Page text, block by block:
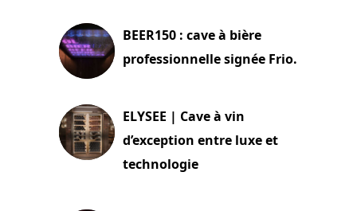
BEER150 : cave à bière
professionnelle signée Frio.
ELYSEE | Cave à vin
d’exception entre luxe et
technologie